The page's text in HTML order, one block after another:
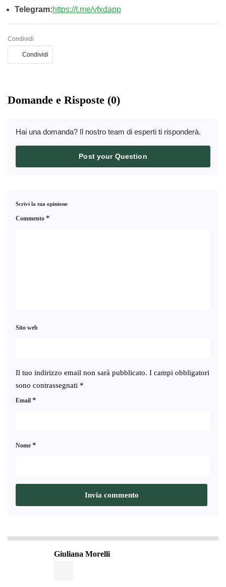
Telegram:https://t.me/vfxdapp
Condividi
Condividi
Domande e Risposte (0)
Hai una domanda? Il nostro team di esperti ti risponderà.
Post your Question
Scrivi la tua opinione
Il tuo indirizzo email non sarà pubblicato. I campi obbligatori
sono contrassegnati *
Commento *
Nome *
Email *
Sito web
Giuliana Morelli